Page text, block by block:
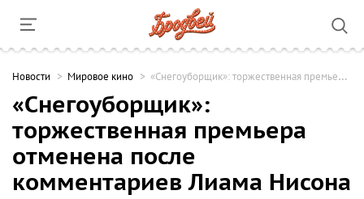
Новости Мировое кино «Снегоуборщик»: торжественная премьера отменена после комментариев Лиама Нисона
«Снегоуборщик»:
торжественная премьера
отменена после
комментариев Лиама Нисона